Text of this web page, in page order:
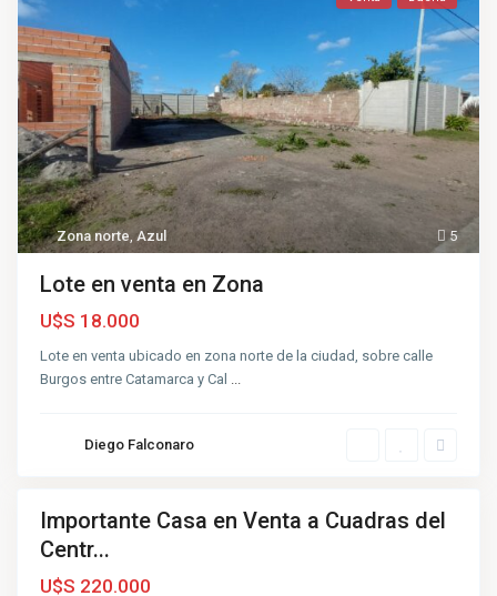
5
Zona norte,Azul
Lote en venta en Zona
U$S 18.000
Lote en venta ubicado en zona norte de la ciudad, sobre calle
Burgos entre Catamarca y Cal ...
Diego Falconaro
c
e
n
t
r
Importante Casa en Venta a Cuadras del
Centr...
U$S 220.000